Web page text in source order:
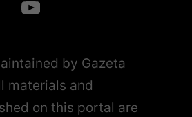
by Gazeta
materials and
on this portal are